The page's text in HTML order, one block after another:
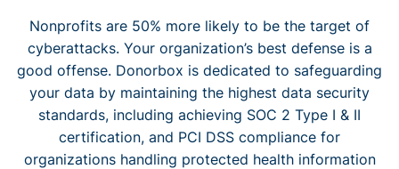
Nonprofits are 50% more likely to be the target of
cyberattacks. Your organization’s best defense is a
good offense. Donorbox is dedicated to safeguarding
your data by maintaining the highest data security
standards, including achieving SOC 2 Type I & II
certification, and PCI DSS compliance for
organizations handling protected health information